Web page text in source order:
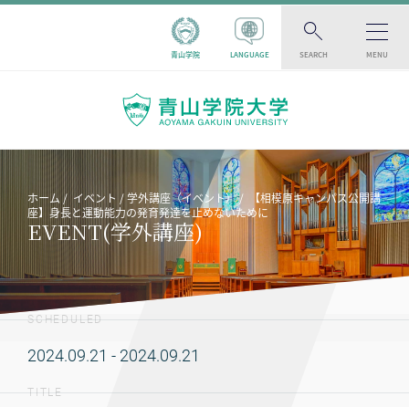
青山学院 LANGUAGE SEARCH MENU
ホーム イベント 学外講座（イベント）
【相模原キャンパス公開講
座】身長と運動能力の発育発達を止めないために
EVENT(学外講座)
SCHEDULED
2024.09.21 - 2024.09.21
TITLE